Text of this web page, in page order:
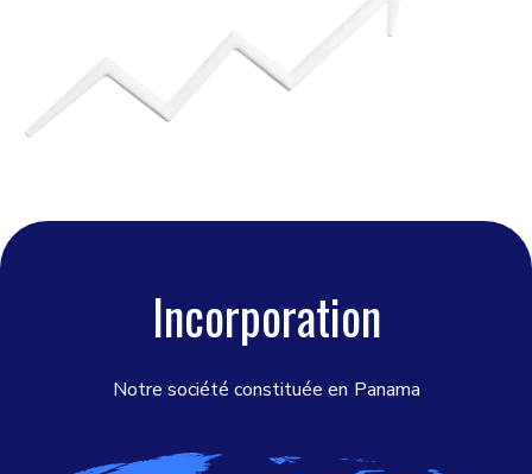
Incorporation
Notre société constituée en Panama